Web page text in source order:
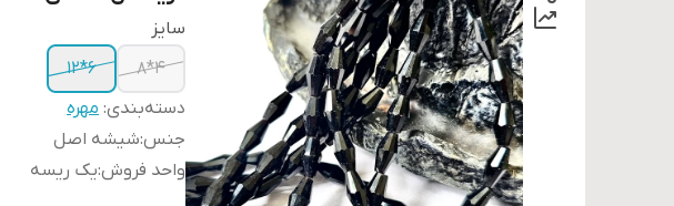
سایز
۴*۸
۶*۱۲
دسته‌بندی: مهره
جنس:شیشه اصل
واحد فروش:یک ریسه